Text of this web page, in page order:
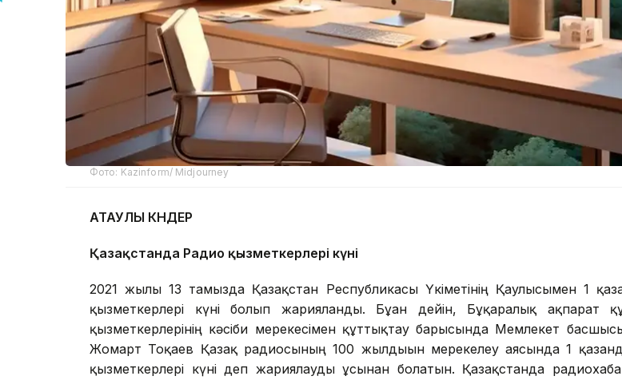
Фото: Kazinform/ Midjourney
АТАУЛЫ КҮНДЕР
Қазақстанда Радио қызметкерлері күні
2021 жылғы 13 тамызда Қазақстан Республикасы Үкіметінің Қаулысымен 1
қызметкерлері күні болып жарияланды. Бұған дейін, Бұқаралық ақпарат
қызметкерлерінің кәсіби мерекесімен құттықтау барысында Мемлекет
Жомарт Тоқаев Қазақ радиосының 100 жылдығын мерекелеу аясында 1
қызметкерлері күні деп жариялауды ұсынған болатын. Қазақстанда